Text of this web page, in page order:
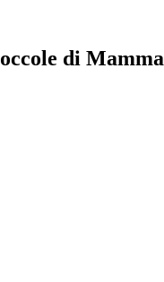
di Mamma